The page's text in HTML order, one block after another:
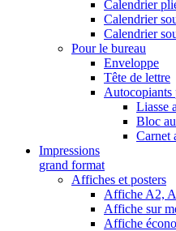
Calendrier
Calendrier
Calendrier
Pour le bureau
Enveloppe
Tête de lettre
Autocopiants
Liasse
Bloc
Carnet
Impressions
grand format
Affiches et posters
Affiche A2,
Affiche sur
Affiche